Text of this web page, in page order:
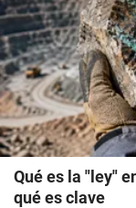
Qué es la "ley"
qué es clave